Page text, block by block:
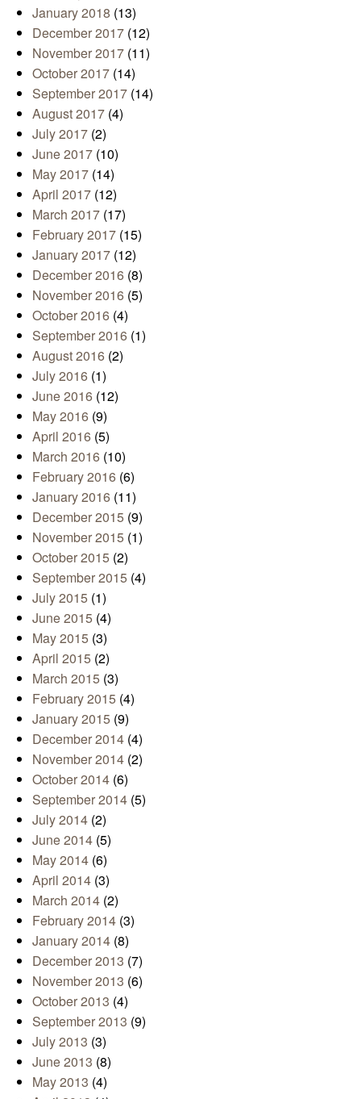
January 2018 (13)
December 2017 (12)
November 2017 (11)
October 2017 (14)
September 2017 (14)
August 2017 (4)
July 2017 (2)
June 2017 (10)
May 2017 (14)
April 2017 (12)
March 2017 (17)
February 2017 (15)
January 2017 (12)
December 2016 (8)
November 2016 (5)
October 2016 (4)
September 2016 (1)
August 2016 (2)
July 2016 (1)
June 2016 (12)
May 2016 (9)
April 2016 (5)
March 2016 (10)
February 2016 (6)
January 2016 (11)
December 2015 (9)
November 2015 (1)
October 2015 (2)
September 2015 (4)
July 2015 (1)
June 2015 (4)
May 2015 (3)
April 2015 (2)
March 2015 (3)
February 2015 (4)
January 2015 (9)
December 2014 (4)
November 2014 (2)
October 2014 (6)
September 2014 (5)
July 2014 (2)
June 2014 (5)
May 2014 (6)
April 2014 (3)
March 2014 (2)
February 2014 (3)
January 2014 (8)
December 2013 (7)
November 2013 (6)
October 2013 (4)
September 2013 (9)
July 2013 (3)
June 2013 (8)
May 2013 (4)